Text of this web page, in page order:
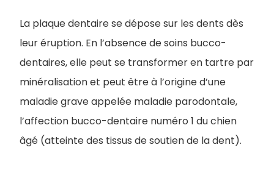
La plaque dentaire se dépose sur les dents dès
leur éruption. En l’absence de soins bucco-
dentaires, elle peut se transformer en tartre par
minéralisation et peut être à l’origine d’une
maladie grave appelée maladie parodontale,
l’affection bucco-dentaire numéro 1 du chien
âgé (atteinte des tissus de soutien de la dent).